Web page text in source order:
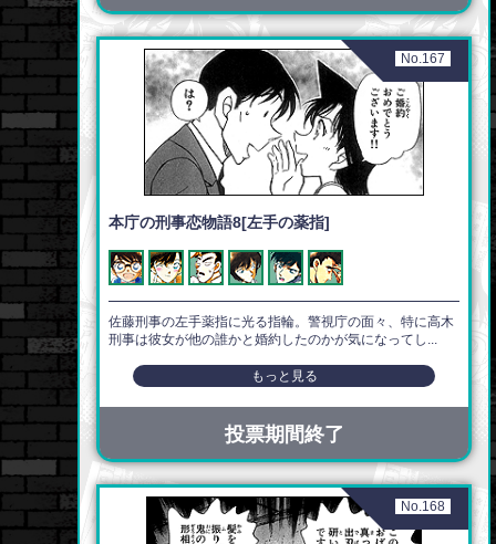
No.167
本庁の刑事恋物語8[左手の薬指]
佐藤刑事の左手薬指に光る指輪。警視庁の面々、特に高木
刑事は彼女が他の誰かと婚約したのかが気になってし...
もっと見る
投票期間終了
No.168